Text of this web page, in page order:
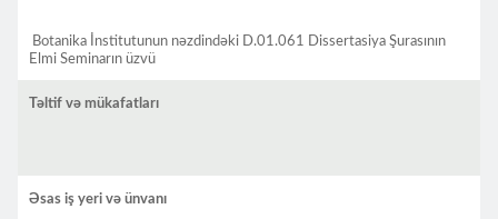
Botanika İnstitutunun nəzdindəki D.01.061 Dissertasiya Şurasının
Elmi Seminarın üzvü
Təltif və mükafatları
Əsas iş yeri və ünvanı